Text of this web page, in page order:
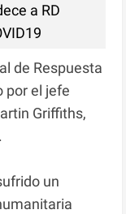
a RD
de Respuesta
por el jefe
Griffiths,
un